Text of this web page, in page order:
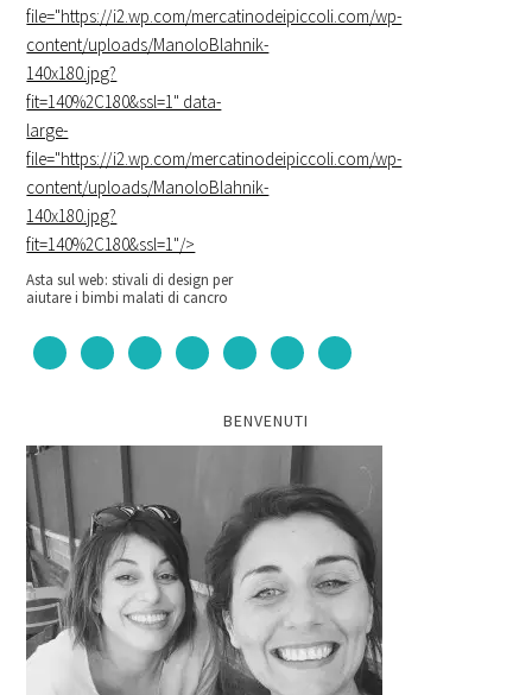
file="https://i2.wp.com/mercatinodeipiccoli.com/wp-
content/uploads/ManoloBlahnik-
140x180.jpg?
fit=140%2C180&ssl=1" data-
large-
file="https://i2.wp.com/mercatinodeipiccoli.com/wp-
content/uploads/ManoloBlahnik-
140x180.jpg?
fit=140%2C180&ssl=1"/>
Asta sul web: stivali di design per
aiutare i bimbi malati di cancro
BENVENUTI